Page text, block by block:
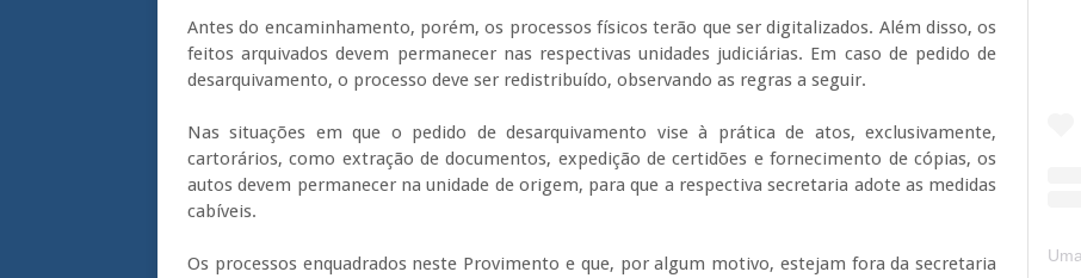
Antes do encaminhamento, porém, os processos físicos terão que ser digitalizados. Além disso, os
feitos arquivados devem permanecer nas respectivas unidades judiciárias. Em caso de pedido de
desarquivamento, o processo deve ser redistribuído, observando as regras a seguir.
Nas situações em que o pedido de desarquivamento vise à prática de atos, exclusivamente,
cartorários, como extração de documentos, expedição de certidões e fornecimento de cópias, os
autos devem permanecer na unidade de origem, para que a respectiva secretaria adote as medidas
cabíveis.
Os processos enquadrados neste Provimento e que, por algum motivo, estejam fora da secretaria